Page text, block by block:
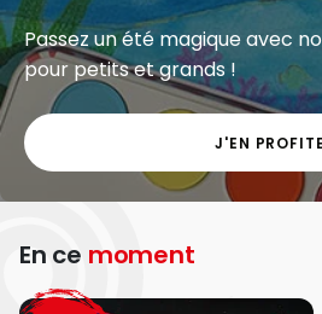
Passez un été magique avec
pour petits et grands !
J'EN PROFITE
En ce moment